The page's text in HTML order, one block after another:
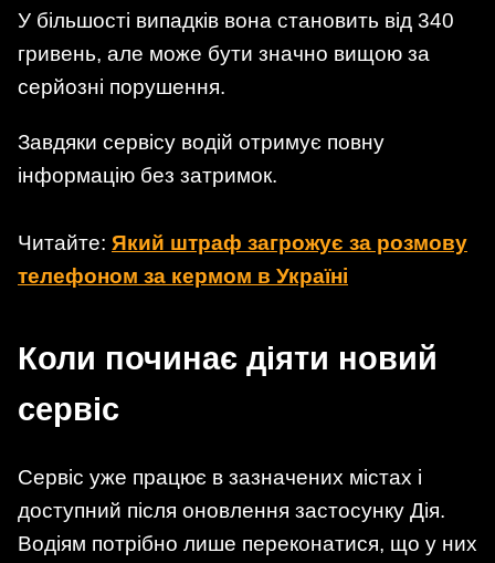
У більшості випадків вона становить від 340
гривень, але може бути значно вищою за
серйозні порушення.
Завдяки сервісу водій отримує повну
інформацію без затримок.
Читайте: Який штраф загрожує за розмову
телефоном за кермом в Україні
Коли починає діяти новий
сервіс
Сервіс уже працює в зазначених містах і
доступний після оновлення застосунку Дія.
Водіям потрібно лише переконатися, що у них